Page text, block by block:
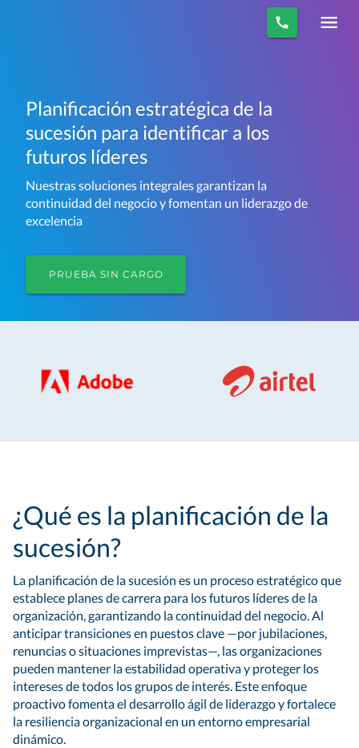
Planificación estratégica de la
sucesión para identificar a los
futuros líderes
Nuestras soluciones integrales garantizan la
continuidad del negocio y fomentan un liderazgo de
excelencia
PRUEBA SIN CARGO
¿Qué es la planificación de la
sucesión?
La planificación de la sucesión es un proceso estratégico que
establece planes de carrera para los futuros líderes de la
organización, garantizando la continuidad del negocio. Al
anticipar transiciones en puestos clave —por jubilaciones,
renuncias o situaciones imprevistas—, las organizaciones
pueden mantener la estabilidad operativa y proteger los
intereses de todos los grupos de interés. Este enfoque
proactivo fomenta el desarrollo ágil de liderazgo y fortalece
la resiliencia organizacional en un entorno empresarial
dinámico.